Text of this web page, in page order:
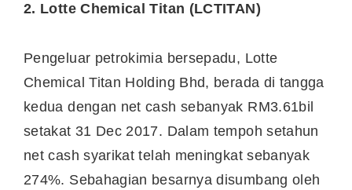
2. Lotte Chemical Titan (LCTITAN)
Pengeluar petrokimia bersepadu, Lotte
Chemical Titan Holding Bhd, berada di tangga
kedua dengan net cash sebanyak RM3.61bil
setakat 31 Dec 2017. Dalam tempoh setahun
net cash syarikat telah meningkat sebanyak
274%. Sebahagian besarnya disumbang oleh